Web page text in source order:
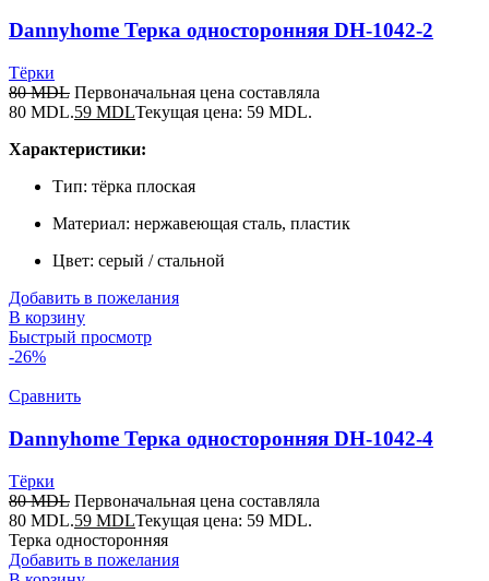
Dannyhome Терка односторонняя DH-1042-2
Тёрки
80MDL Первоначальная цена составляла
80 MDL.59 MDLТекущая цена: 59 MDL.
Характеристики:
Тип: тёрка плоская
Материал: нержавеющая сталь, пластик
Цвет: серый / стальной
Добавить в пожелания
В корзину
Быстрый просмотр
-26%
Сравнить
Dannyhome Терка односторонняя DH-1042-4
Тёрки
80MDL Первоначальная цена составляла
80 MDL.59 MDLТекущая цена: 59 MDL.
Терка односторонняя
Добавить в пожелания